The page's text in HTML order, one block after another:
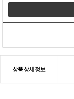
상품 상세 정보